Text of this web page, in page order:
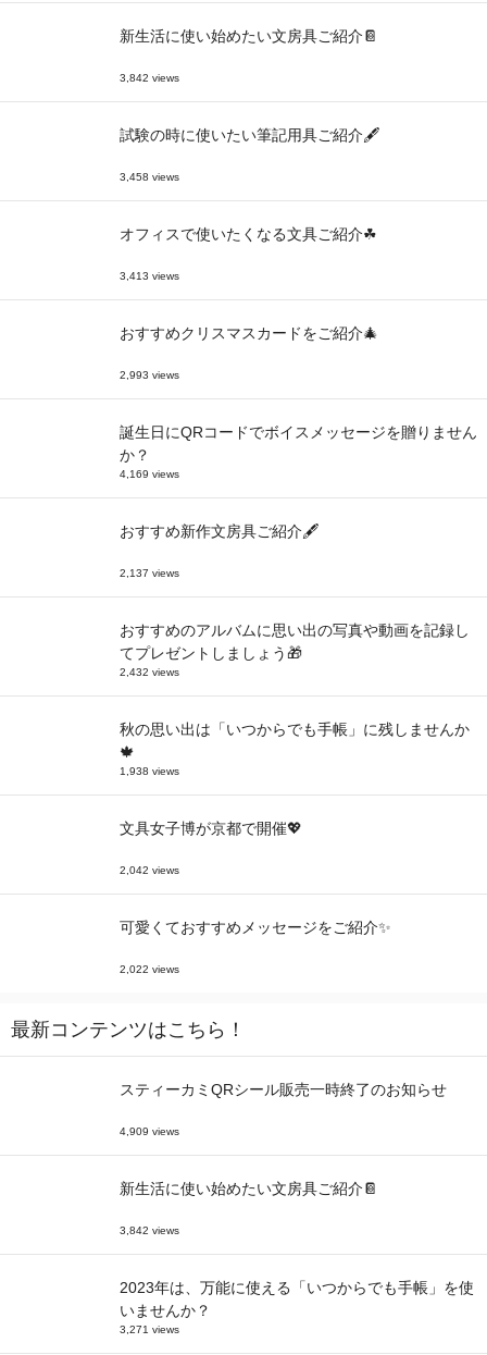
新生活に使い始めたい文房具ご紹介📔
3,842 views
試験の時に使いたい筆記用具ご紹介🖋
3,458 views
オフィスで使いたくなる文具ご紹介☘
3,413 views
おすすめクリスマスカードをご紹介🎄
2,993 views
誕生日にQRコードでボイスメッセージを贈りません
か？
4,169 views
おすすめ新作文房具ご紹介🖋
2,137 views
おすすめのアルバムに思い出の写真や動画を記録し
てプレゼントしましょう🎁
2,432 views
秋の思い出は「いつからでも手帳」に残しませんか
🍁
1,938 views
文具女子博が京都で開催💖
2,042 views
可愛くておすすめメッセージをご紹介✨
2,022 views
最新コンテンツはこちら！
スティーカミQRシール販売一時終了のお知らせ
4,909 views
新生活に使い始めたい文房具ご紹介📔
3,842 views
2023年は、万能に使える「いつからでも手帳」を使
いませんか？
3,271 views